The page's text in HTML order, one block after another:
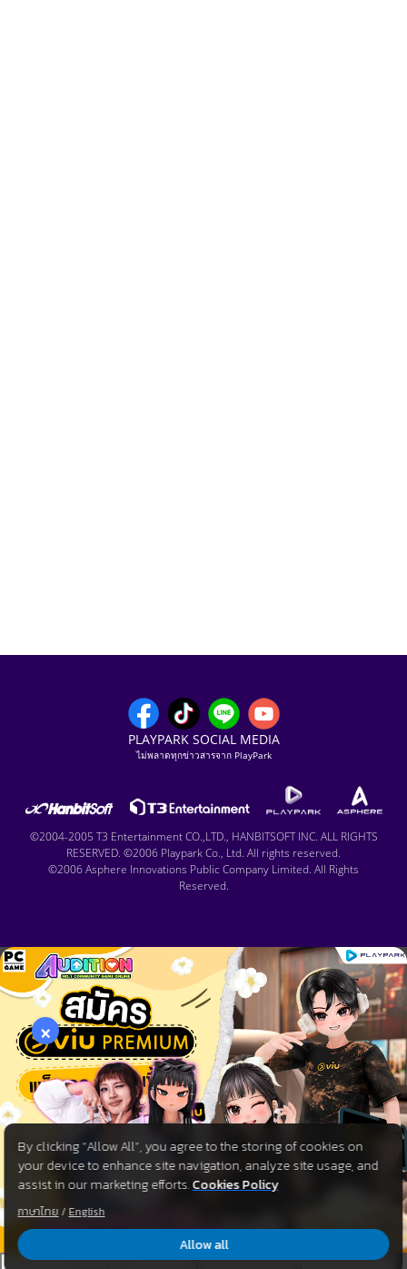
PLAYPARK SOCIAL MEDIA
ไม่พลาดทุกข่าวสารจาก PlayPark
©2004-2005 T3 Entertainment CO.,LTD., HANBITSOFT INC. ALL RIGHTS
RESERVED. ©2006 Playpark Co., Ltd. All rights reserved.
©2006 Asphere Innovations Public Company Limited. All Rights
Reserved.
By clicking “Allow All”, you agree to the storing of cookies on
your device to enhance site navigation, analyze site usage, and
assist in our marketing efforts.Cookies Policy
ภาษาไทย/ English
Allow all
×